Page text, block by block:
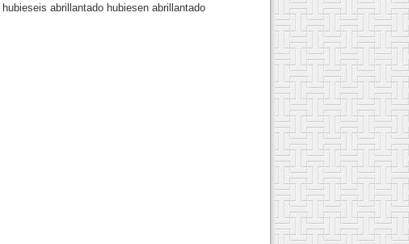
hubieseis abrillantado hubiesen abrillantado